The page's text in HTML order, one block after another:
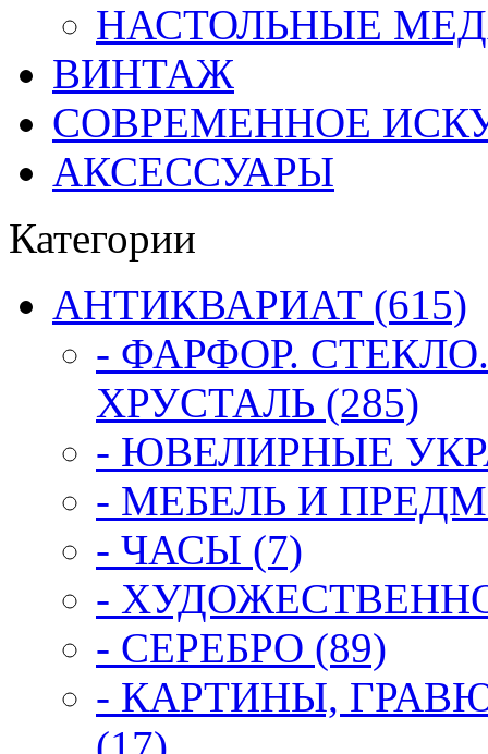
НАСТОЛЬНЫЕ
ВИНТАЖ
СОВРЕМЕННОЕ
АКСЕССУАРЫ
Категории
АНТИКВАРИАТ (615)
- ФАРФОР.
ХРУСТАЛЬ (285)
- ЮВЕЛИРНЫЕ
- МЕБЕЛЬ И
- ЧАСЫ (7)
-
- СЕРЕБРО (89)
- КАРТИНЫ,